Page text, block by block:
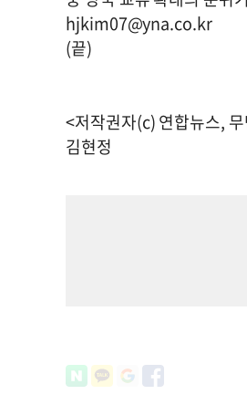
hjkim07@yna.co.kr
(끝)
<저작권자(c) 연합뉴스,
김현정